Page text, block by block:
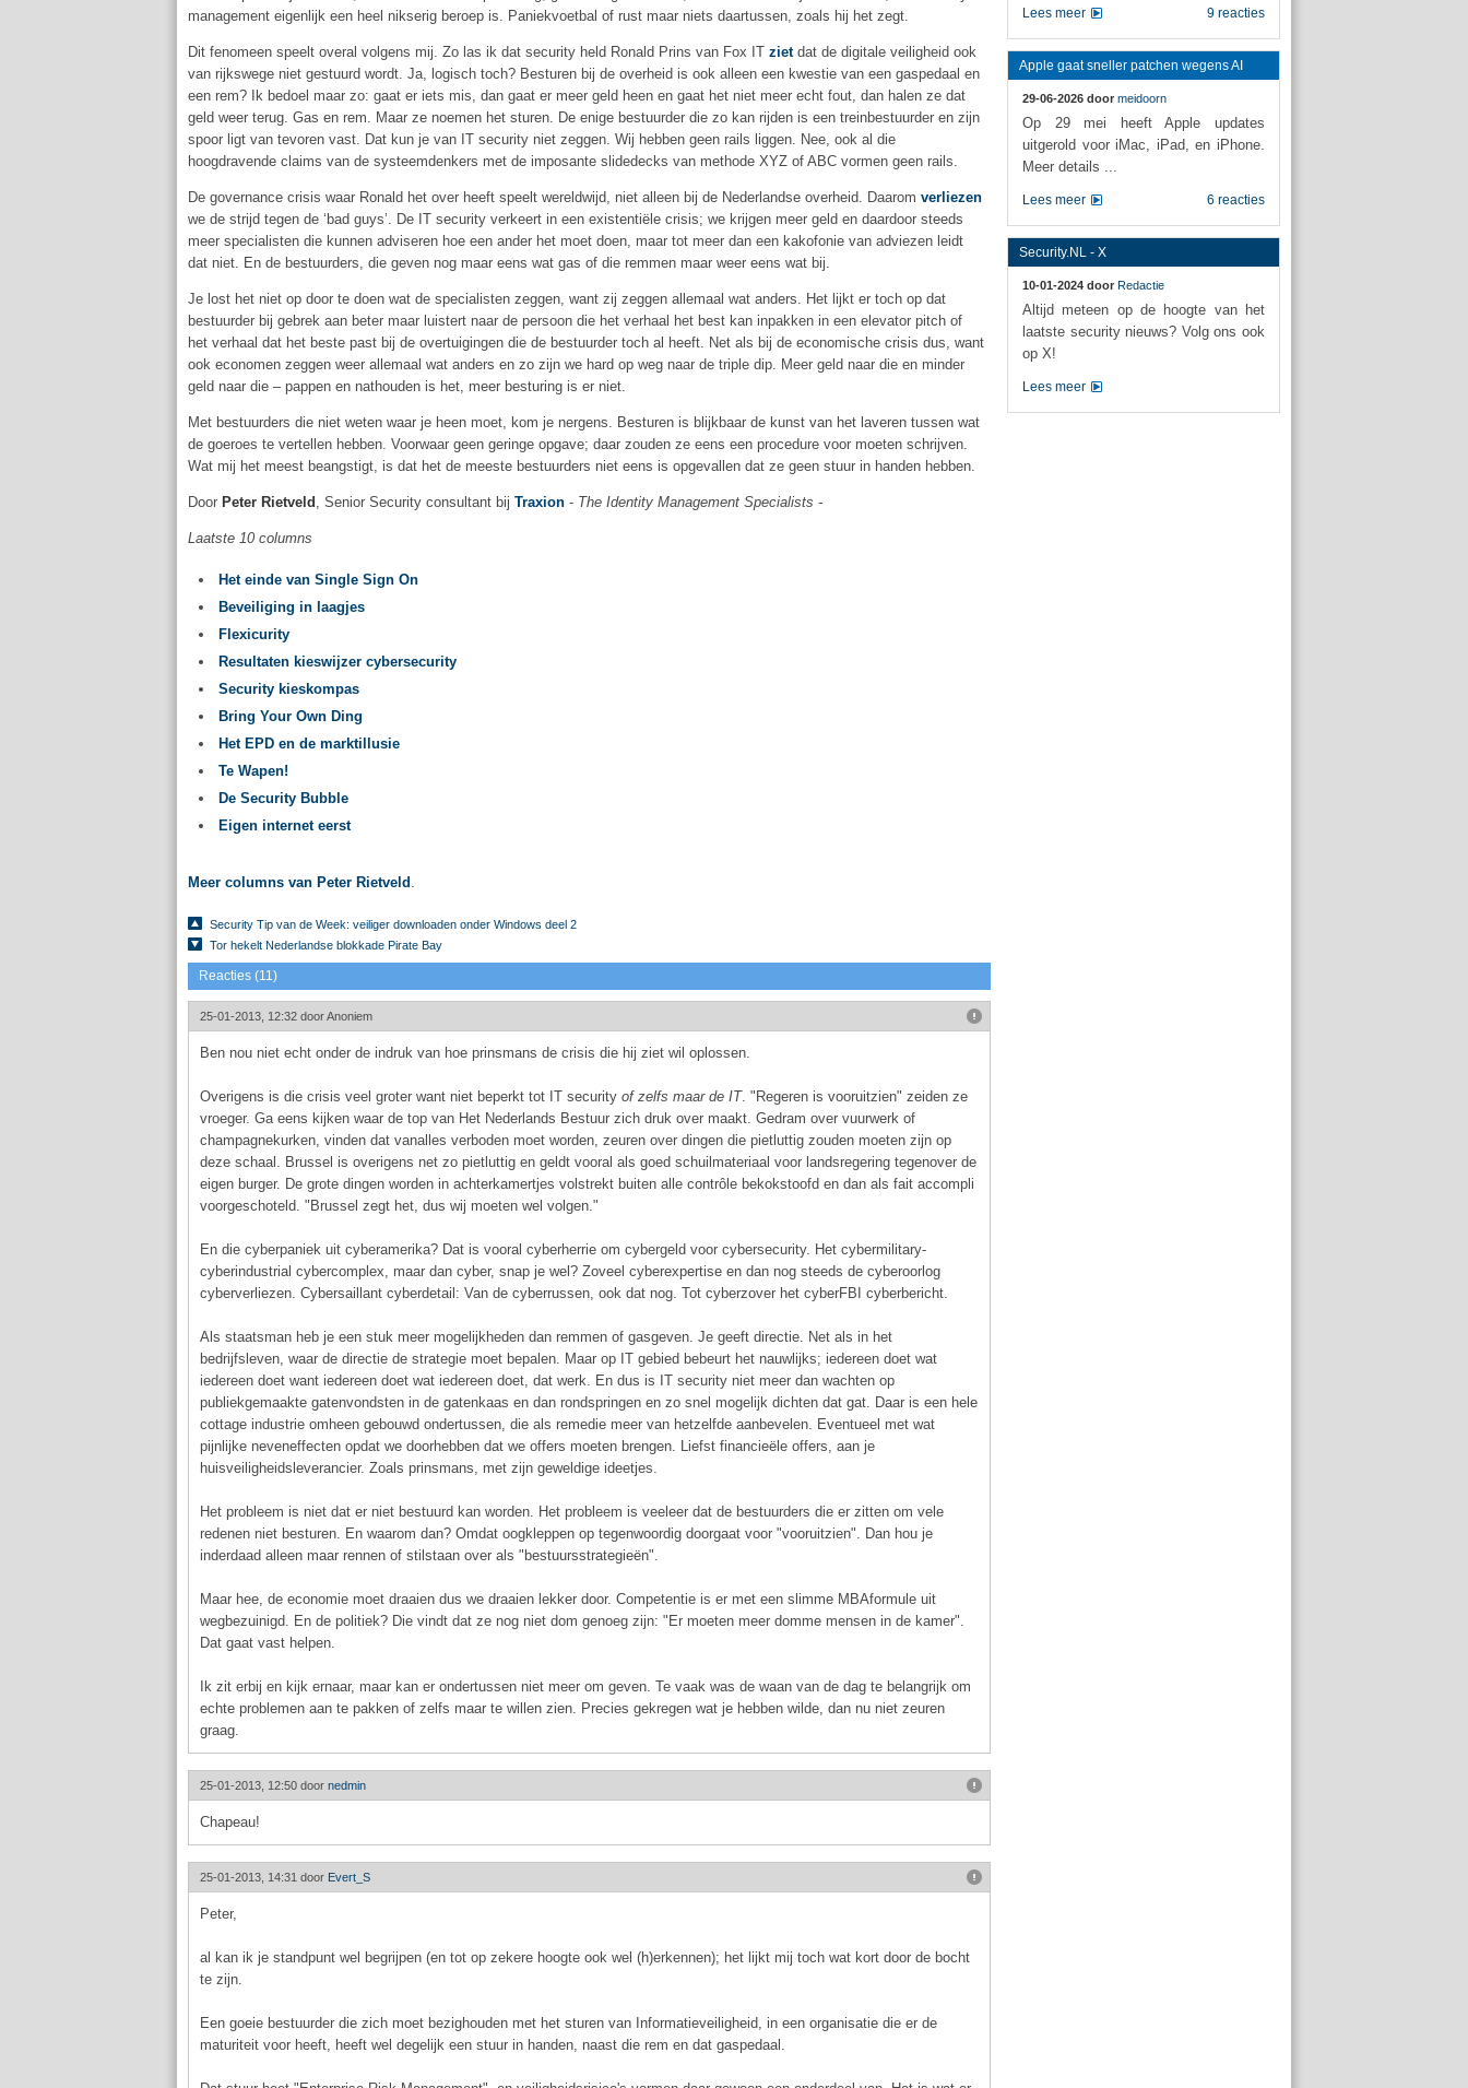
management eigenlijk een heel nikserig beroep is. Paniekvoetbal of rust maar niets daartussen, zoals hij het zegt.
Dit fenomeen speelt overal volgens mij. Zo las ik dat security held Ronald Prins van Fox IT zietdat de digitale veiligheid ook
van rijkswege niet gestuurd wordt. Ja, logisch toch? Besturen bij de overheid is ook alleen een kwestie van een gaspedaal en
een rem? Ik bedoel maar zo: gaat er iets mis, dan gaat er meer geld heen en gaat het niet meer echt fout, dan halen ze dat
geld weer terug. Gas en rem. Maar ze noemen het sturen. De enige bestuurder die zo kan rijden is een treinbestuurder en zijn
spoor ligt van tevoren vast. Dat kun je van IT security niet zeggen. Wij hebben geen rails liggen. Nee, ook al die
hoogdravende claims van de systeemdenkers met de imposante slidedecks van methode XYZ of ABC vormen geen rails.
De governance crisis waar Ronald het over heeft speelt wereldwijd, niet alleen bij de Nederlandse overheid. Daarom verliezen
we de strijd tegen de ‘bad guys’. De IT security verkeert in een existentiële crisis; we krijgen meer geld en daardoor steeds
meer specialisten die kunnen adviseren hoe een ander het moet doen, maar tot meer dan een kakofonie van adviezen leidt
dat niet. En de bestuurders, die geven nog maar eens wat gas of die remmen maar weer eens wat bij.
Je lost het niet op door te doen wat de specialisten zeggen, want zij zeggen allemaal wat anders. Het lijkt er toch op dat
bestuurder bij gebrek aan beter maar luistert naar de persoon die het verhaal het best kan inpakken in een elevator pitch of
het verhaal dat het beste past bij de overtuigingen die de bestuurder toch al heeft. Net als bij de economische crisis dus, want
ook economen zeggen weer allemaal wat anders en zo zijn we hard op weg naar de triple dip. Meer geld naar die en minder
geld naar die – pappen en nathouden is het, meer besturing is er niet.
Met bestuurders die niet weten waar je heen moet, kom je nergens. Besturen is blijkbaar de kunst van het laveren tussen wat
de goeroes te vertellen hebben. Voorwaar geen geringe opgave; daar zouden ze eens een procedure voor moeten schrijven.
Wat mij het meest beangstigt, is dat het de meeste bestuurders niet eens is opgevallen dat ze geen stuur in handen hebben.
Door Peter Rietveld , Senior Security consultant bij Traxion - The Identity Management Specialists -
Laatste 10 columns
Het einde van Single Sign On
Beveiliging in laagjes
Flexicurity
Resultaten kieswijzer cybersecurity
Security kieskompas
Bring Your Own Ding
Het EPD en de marktillusie
Te Wapen!
De Security Bubble
Eigen internet eerst
Meer columns van Peter Rietveld .
Security Tip van de Week: veiliger downloaden onder Windows deel 2
Tor hekelt Nederlandse blokkade Pirate Bay
Reacties (11)
25-01-2013, 12:32 doorAnoniem
Ben nou niet echt onder de indruk van hoe prinsmans de crisis die hij ziet wil oplossen.
Overigens is die crisis veel groter want niet beperkt tot IT security of zelfs maar de IT. "Regeren is vooruitzien" zeiden ze
vroeger. Ga eens kijken waar de top van Het Nederlands Bestuur zich druk over maakt. Gedram over vuurwerk of
champagnekurken, vinden dat vanalles verboden moet worden, zeuren over dingen die pietluttig zouden moeten zijn op
deze schaal. Brussel is overigens net zo pietluttig en geldt vooral als goed schuilmateriaal voor landsregering tegenover de
eigen burger. De grote dingen worden in achterkamertjes volstrekt buiten alle contrôle bekokstoofd en dan als fait accompli
voorgeschoteld. "Brussel zegt het, dus wij moeten wel volgen."
En die cyberpaniek uit cyberamerika? Dat is vooral cyberherrie om cybergeld voor cybersecurity. Het cybermilitary-
cyberindustrial cybercomplex, maar dan cyber, snap je wel? Zoveel cyberexpertise en dan nog steeds de cyberoorlog
cyberverliezen. Cybersaillant cyberdetail: Van de cyberrussen, ook dat nog. Tot cyberzover het cyberFBI cyberbericht.
Als staatsman heb je een stuk meer mogelijkheden dan remmen of gasgeven. Je geeft directie. Net als in het
bedrijfsleven, waar de directie de strategie moet bepalen. Maar op IT gebied bebeurt het nauwlijks; iedereen doet wat
iedereen doet want iedereen doet wat iedereen doet, dat werk. En dus is IT security niet meer dan wachten op
publiekgemaakte gatenvondsten in de gatenkaas en dan rondspringen en zo snel mogelijk dichten dat gat. Daar is een hele
cottage industrie omheen gebouwd ondertussen, die als remedie meer van hetzelfde aanbevelen. Eventueel met wat
pijnlijke neveneffecten opdat we doorhebben dat we offers moeten brengen. Liefst financieële offers, aan je
huisveiligheidsleverancier. Zoals prinsmans, met zijn geweldige ideetjes.
Het probleem is niet dat er niet bestuurd kan worden. Het probleem is veeleer dat de bestuurders die er zitten om vele
redenen niet besturen. En waarom dan? Omdat oogkleppen op tegenwoordig doorgaat voor "vooruitzien". Dan hou je
inderdaad alleen maar rennen of stilstaan over als "bestuursstrategieën".
Maar hee, de economie moet draaien dus we draaien lekker door. Competentie is er met een slimme MBAformule uit
wegbezuinigd. En de politiek? Die vindt dat ze nog niet dom genoeg zijn: "Er moeten meer domme mensen in de kamer".
Dat gaat vast helpen.
Ik zit erbij en kijk ernaar, maar kan er ondertussen niet meer om geven. Te vaak was de waan van de dag te belangrijk om
echte problemen aan te pakken of zelfs maar te willen zien. Precies gekregen wat je hebben wilde, dan nu niet zeuren
graag.
25-01-2013, 12:50 door nedmin
Chapeau!
25-01-2013, 14:31 door Evert_S
Peter,
al kan ik je standpunt wel begrijpen (en tot op zekere hoogte ook wel (h)erkennen); het lijkt mij toch wat kort door de bocht
te zijn.
Een goeie bestuurder die zich moet bezighouden met het sturen van Informatieveiligheid, in een organisatie die er de
maturiteit voor heeft, heeft wel degelijk een stuur in handen, naast die rem en dat gaspedaal.
9 reacties
Lees meer
Apple gaat sneller patchen wegens AI
29-06-2026 door meidoorn
Op 29 mei heeft Apple updates
uitgerold voor iMac, iPad, en iPhone.
Meer details ...
6 reacties
Lees meer
Security.NL - X
10-01-2024 door Redactie
Altijd meteen op de hoogte van het
laatste security nieuws? Volg ons ook
op X!
Lees meer